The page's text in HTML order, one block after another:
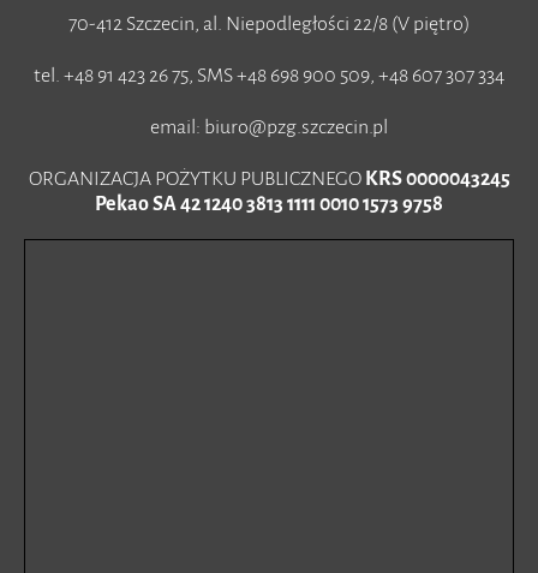
70-412 Szczecin, al. Niepodległości 22/8 (V piętro)
tel. +48 91 423 26 75, SMS +48 698 900 509, +48 607 307 334
email: biuro@pzg.szczecin.pl
ORGANIZACJA POŻYTKU PUBLICZNEGO KRS 0000043245
Pekao SA 42 1240 3813 1111 0010 1573 9758